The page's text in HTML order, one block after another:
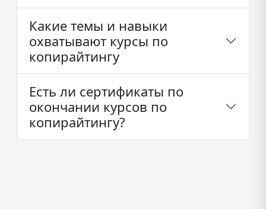
Какие темы и навыки
охватывают курсы по
копирайтингу
Есть ли сертификаты по
окончании курсов по
копирайтингу?